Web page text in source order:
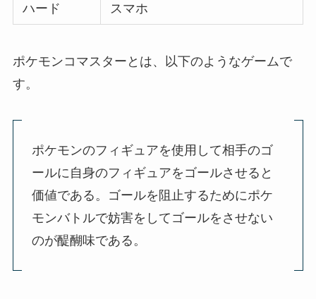
ハード スマホ
ポケモンコマスターとは、以下のようなゲームで
す。
ポケモンのフィギュアを使用して相手のゴ
ールに自身のフィギュアをゴールさせると
価値である。ゴールを阻止するためにポケ
モンバトルで妨害をしてゴールをさせない
のが醍醐味である。